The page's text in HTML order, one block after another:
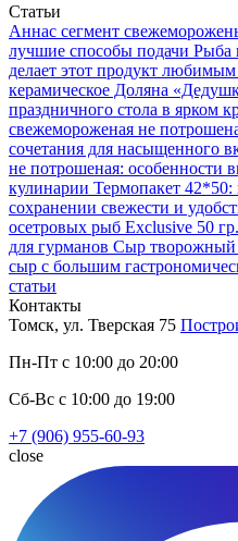
Статьи
Аннаc сегмент
лучшие способы подачи Рыба
делает этот продукт
керамическое Доляна
праздничного стола в ярком
свежемороженая не
сочетания для насыщенного
не потрошеная: особенности
кулинарии Термопакет
сохранении свежести и
осетровых рыб Exclusive 50
для гурманов Сыр
сыр с большим
статьи
Контакты
Томск, ул. Тверская 75
Пн-Пт с 10:00 до 20:00
Сб-Вс с 10:00 до 19:00
+7 (906) 955-60-93
close